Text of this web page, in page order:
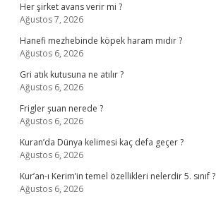
Her şirket avans verir mi ?
Ağustos 7, 2026
Hanefi mezhebinde köpek haram mıdır ?
Ağustos 6, 2026
Gri atık kutusuna ne atılır ?
Ağustos 6, 2026
Frigler şuan nerede ?
Ağustos 6, 2026
Kuran’da Dünya kelimesi kaç defa geçer ?
Ağustos 6, 2026
Kur’an-ı Kerim’in temel özellikleri nelerdir 5. sınıf ?
Ağustos 6, 2026